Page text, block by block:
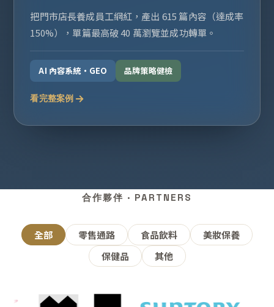
把門市店長養成員工網紅，產出 615 篇內容（達成率
150%），單篇最高破 40 萬瀏覽並成功轉單。
AI 內容系統・GEO 品牌策略健檢
看完整案例
合作夥伴 · PARTNERS
全部 零售通路 食品飲料
美妝保養
保健品
其他